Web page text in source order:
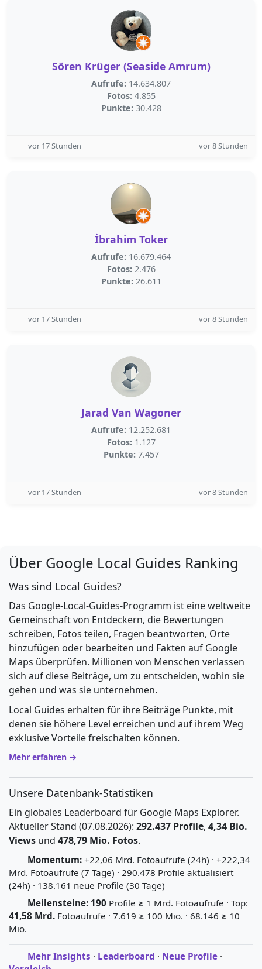
Sören Krüger (Seaside Amrum)
Aufrufe: 14.634.807
Fotos: 4.855
Punkte: 30.428
vor 17 Stunden vor 8 Stunden
İbrahim Toker
Aufrufe: 16.679.464
Fotos: 2.476
Punkte: 26.611
vor 17 Stunden vor 8 Stunden
Jarad Van Wagoner
Aufrufe: 12.252.681
Fotos: 1.127
Punkte: 7.457
vor 17 Stunden vor 8 Stunden
Über Google Local Guides Ranking
Was sind Local Guides?
Das Google-Local-Guides-Programm ist eine weltweite
Gemeinschaft von Entdeckern, die Bewertungen
schreiben, Fotos teilen, Fragen beantworten, Orte
hinzufügen oder bearbeiten und Fakten auf Google
Maps überprüfen. Millionen von Menschen verlassen
sich auf diese Beiträge, um zu entscheiden, wohin sie
gehen und was sie unternehmen.
Local Guides erhalten für ihre Beiträge Punkte, mit
denen sie höhere Level erreichen und auf ihrem Weg
exklusive Vorteile freischalten können.
Mehr erfahren →
Unsere Datenbank-Statistiken
Ein globales Leaderboard für Google Maps Explorer.
Aktueller Stand (07.08.2026): 292.437 Profile, 4,34 Bio.
Views und 478,79 Mio. Fotos.
Momentum: +22,06 Mrd. Fotoaufrufe (24h) · +222,34
Mrd. Fotoaufrufe (7 Tage) · 290.478 Profile aktualisiert
(24h) · 138.161 neue Profile (30 Tage)
Meilensteine: 190 Profile ≥ 1 Mrd. Fotoaufrufe · Top:
41,58 Mrd. Fotoaufrufe · 7.619 ≥ 100 Mio. · 68.146 ≥ 10
Mio.
Mehr Insights · Leaderboard · Neue Profile ·